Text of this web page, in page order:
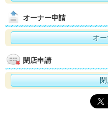
オーナー申請
オ
閉店申請